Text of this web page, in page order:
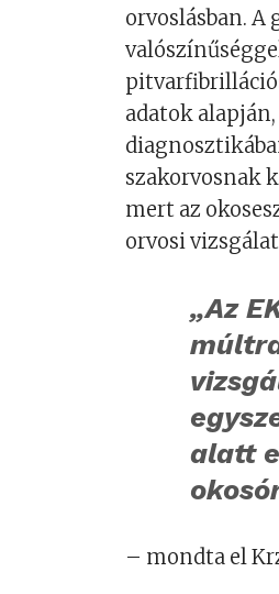
orvoslásban. A
adatok
szakorvosnak
mert az
orvosi
„Az
alatt
– mondta el